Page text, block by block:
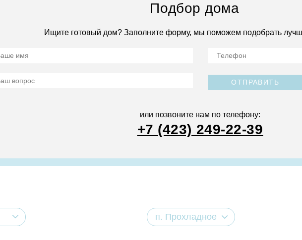
Подбор дома
Ищите готовый дом? Заполните форму, мы поможем подобрать
ОТПРАВИТЬ
или позвоните нам по телефону:
+7 (423) 249-22-39
п. Прохладное